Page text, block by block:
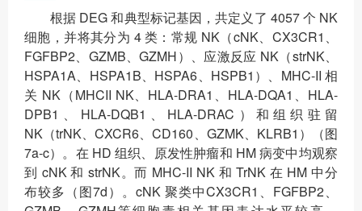
根据 DEG 和典型标记基因，共定义了 4057 个 NK
细胞，并将其分为 4 类：常规 NK（cNK、CX3CR1、
FGFBP2、GZMB、GZMH）、应激反应 NK（strNK、
HSPA1A、HSPA1B、HSPA6、HSPB1）、MHC-II 相
关 NK（MHCII NK、HLA-DRA1、HLA-DQA1、HLA-
DPB1、HLA-DQB1、HLA-DRAC）和组织驻留
NK（trNK、CXCR6、CD160、GZMK、KLRB1）（图
7a-c）。在 HD 组织、原发性肿瘤和 HM 病变中均观察
到 cNK 和 strNK。而 MHC-II NK 和 TrNK 在 HM 中分
布较多（图7d）。cNK 聚类中CX3CR1、FGFBP2、